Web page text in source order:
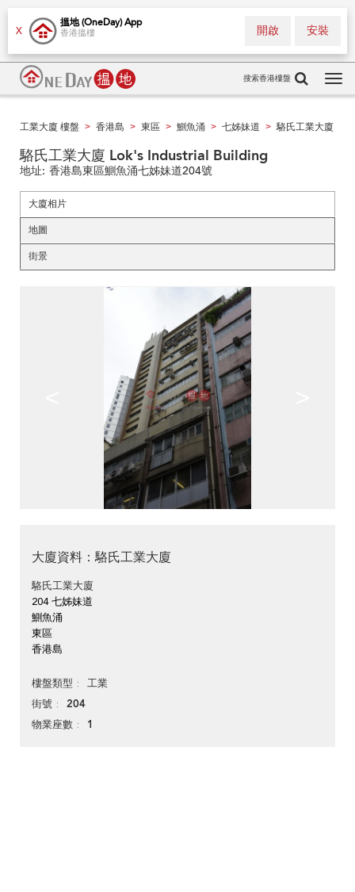
X
搵地 (OneDay) App
香港搵樓 安裝
開啟
搜索香港樓盤
工業大廈 樓盤 > 香港島 > 東區 > 鰂魚涌 > 七姊妹道 > 駱氏工業大廈
駱氏工業大廈 Lok's Industrial Building
地址: 香港島東區鰂魚涌七姊妹道204號
大廈相片
地圖
街景
大廈資料：駱氏工業大廈
駱氏工業大廈
204 七姊妹道
鰂魚涌
東區
香港島
樓盤類型 工業
街號 204
物業座數 1